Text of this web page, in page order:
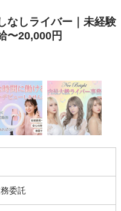
なしライバー｜未経験
〜20,000円
委託